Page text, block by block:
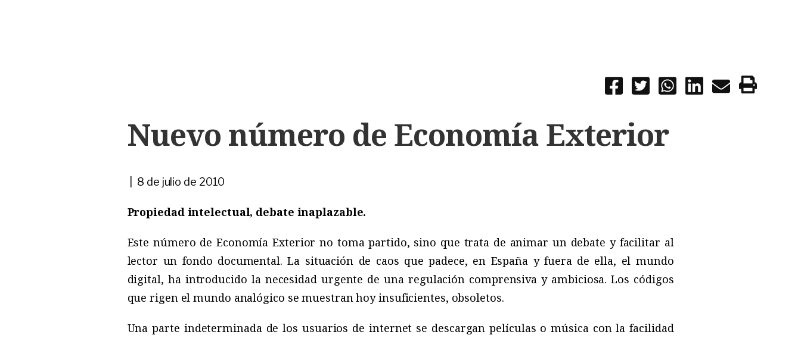
Nuevo número de Economía Exterior
| 8 de julio de 2010
Propiedad intelectual, debate inaplazable.
Este número de Economía Exterior no toma partido, sino que trata de animar un debate y facilitar al
lector un fondo documental. La situación de caos que padece, en España y fuera de ella, el mundo
digital, ha introducido la necesidad urgente de una regulación comprensiva y ambiciosa. Los códigos
que rigen el mundo analógico se muestran hoy insuficientes, obsoletos.
Una parte indeterminada de los usuarios de internet se descargan películas o música con la facilidad